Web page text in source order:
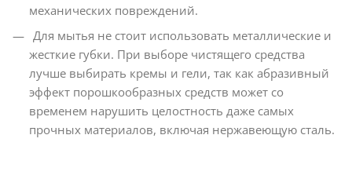
механических повреждений.
Для мытья не стоит использовать металлические и
жесткие губки. При выборе чистящего средства
лучше выбирать кремы и гели, так как абразивный
эффект порошкообразных средств может со
временем нарушить целостность даже самых
прочных материалов, включая нержавеющую сталь.